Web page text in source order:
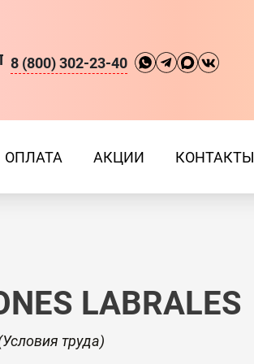
8 (800) 302-23-40
ОПЛАТА АКЦИИ КОНТАКТЫ
LABRALES
Условия труда)